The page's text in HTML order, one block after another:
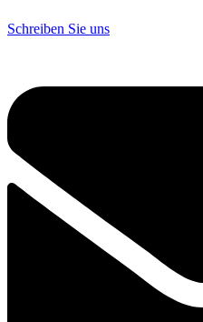
Schreiben Sie uns